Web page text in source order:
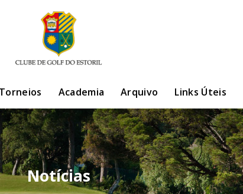
Torneios Academia Arquivo Links Úteis
Notícias